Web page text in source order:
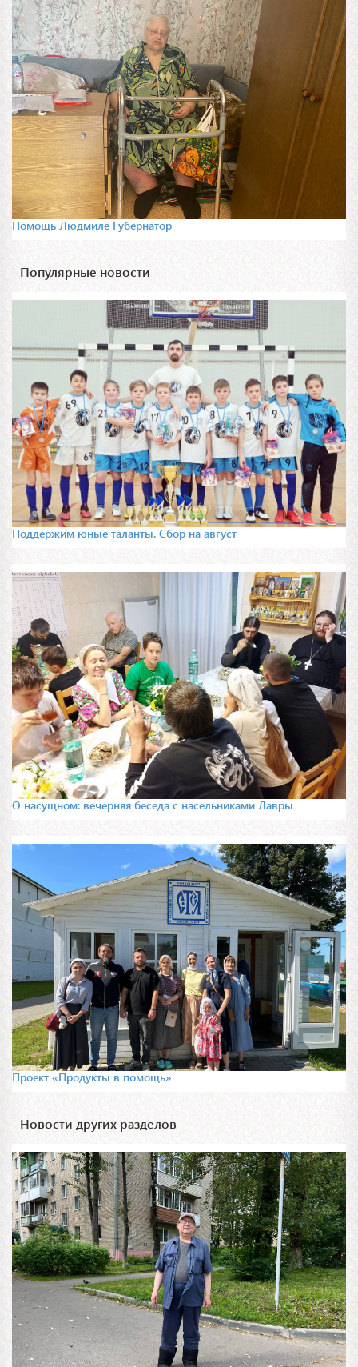
Помощь Людмиле Губернатор
Популярные новости
Поддержим юные таланты. Сбор на август
О насущном: вечерняя беседа с насельниками Лавры
Проект «Продукты в помощь»
Новости других разделов